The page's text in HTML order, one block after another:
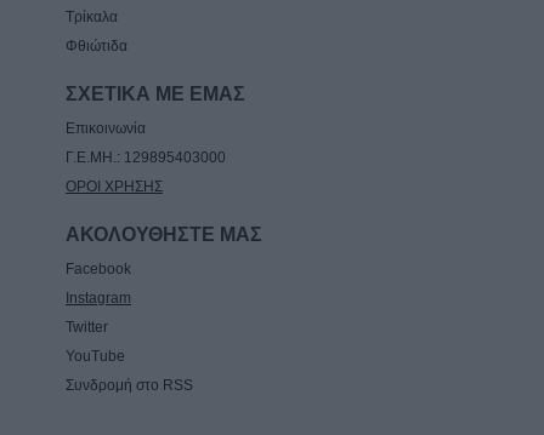
Τρίκαλα
Φθιώτιδα
ΣΧΕΤΙΚΑ ΜΕ ΕΜΑΣ
Επικοινωνία
Γ.Ε.ΜΗ.: 129895403000
ΟΡΟΙ ΧΡΗΣΗΣ
ΑΚΟΛΟΥΘΗΣΤΕ ΜΑΣ
Facebook
Instagram
Twitter
YouTube
Συνδρομή στο RSS